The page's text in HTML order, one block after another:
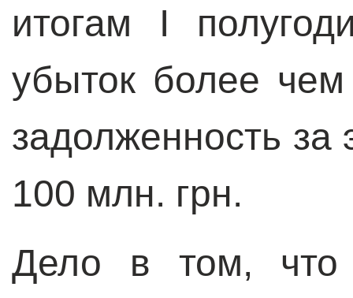
итогам I
убыток более
задолженность
100 млн. грн.
Дело в том, что